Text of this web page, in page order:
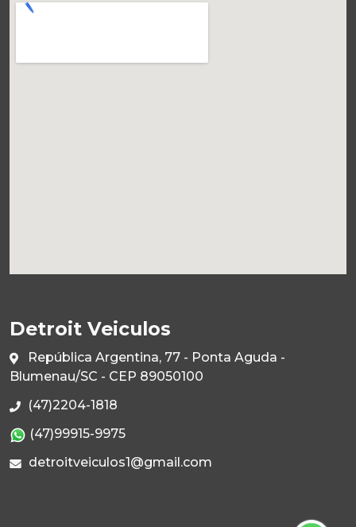
Detroit Veiculos
República Argentina, 77 - Ponta Aguda -
Blumenau/SC - CEP 89050100
(47)2204-1818
(47)99915-9975
detroitveiculos1@gmail.com